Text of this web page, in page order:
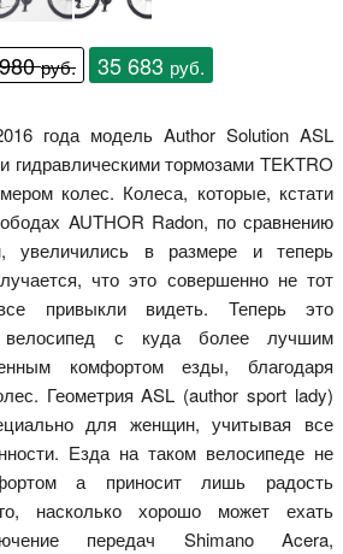
руб. 35 683 руб.
года модель Author Solution ASL
гидравлическими тормозами TEKTRO
колес. Колеса, которые, кстати
AUTHOR Radon, по сравнению
увеличились в размере и теперь
что это совершенно не тот
привыкли видеть. Теперь это
велосипед с куда более лучшим
комфортом езды, благодаря
Геометрия ASL (author sport lady)
для женщин, учитывая все
Езда на таком велосипеде не
а приносит лишь радость
насколько хорошо может ехать
передач Shimano Acera,